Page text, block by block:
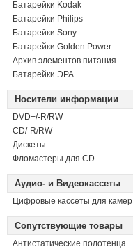
Батарейки Kodak
Батарейки Philips
Батарейки Sony
Батарейки Golden Power
Архив элементов питания
Батарейки ЭРА
Носители информации
DVD+/-R/RW
СD/-R/RW
Дискеты
Фломастеры для CD
Аудио- и Видеокассеты
Цифровые кассеты для камер
Сопутствующие товары
Антистатические полотенца